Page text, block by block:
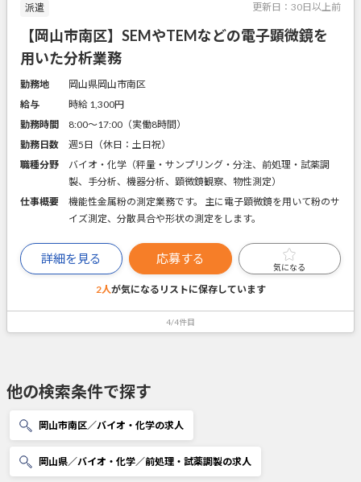
派遣 更新日： 30日以上前
【岡山市南区】SEMやTEMなどの電子顕微鏡を
用いた分析業務
勤務地
岡山県岡山市南区
給与
時給 1,300円
勤務時間
8:00～17:00（実働8時間）
勤務日数
週5日（休日：土日祝）
職種分野
バイオ・化学（秤量・サンプリング・分注、前処理・試薬調
製、手分析、機器分析、顕微鏡観察、物性測定）
仕事概要
機能性金属粉の測定業務です。 主に電子顕微鏡を用いて粉のサ
イズ測定、分散具合や形状の測定をします。
詳細を見る 応募する
気になる
2人が気になるリストに保存しています
4/4件目
他の検索条件で探す
岡山市南区／バイオ・化学の求人
岡山県／バイオ・化学／前処理・試薬調製の求人